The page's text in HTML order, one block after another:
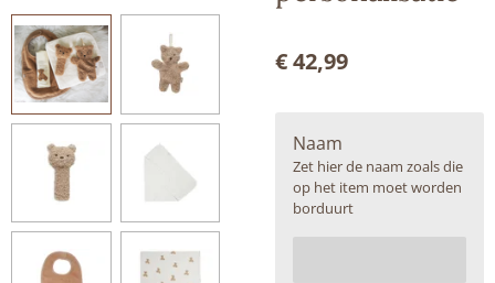
€ 42,99
Naam
Zet hier de naam zoals die
op het item moet worden
borduurt